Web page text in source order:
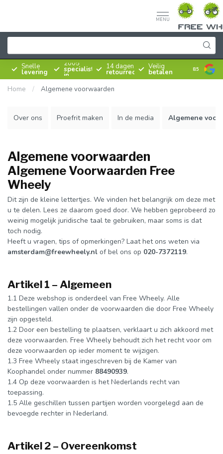
MENU
Snelle
levering
Sinds
2005
specialist
in
rijwielen
14 dagen
retourrecht
Veilig
betalen 8.5
Home / Algemene voorwaarden
Over ons Proefrit maken In de media Algemene
Algemene voorwaarden
Algemene Voorwaarden Free
Wheely
Dit zijn de kleine lettertjes. We vinden het belangrijk om deze met
u te delen. Lees ze daarom goed door. We hebben geprobeerd zo
weinig mogelijk juridische taal te gebruiken, maar soms is dat
toch nodig.
Heeft u vragen, tips of opmerkingen? Laat het ons weten via
amsterdam@freewheely.nl of bel ons op 020-7372119.
Artikel 1 – Algemeen
1.1 Deze webshop is onderdeel van Free Wheely. Alle
bestellingen vallen onder de voorwaarden die door Free Wheely
zijn opgesteld.
1.2 Door een bestelling te plaatsen, verklaart u zich akkoord met
deze voorwaarden. Free Wheely behoudt zich het recht voor om
deze voorwaarden op ieder moment te wijzigen.
1.3 Free Wheely staat ingeschreven bij de Kamer van
Koophandel onder nummer 88490939.
1.4 Op deze voorwaarden is het Nederlands recht van
toepassing.
1.5 Alle geschillen tussen partijen worden voorgelegd aan de
bevoegde rechter in Nederland.
Artikel 2 – Overeenkomst